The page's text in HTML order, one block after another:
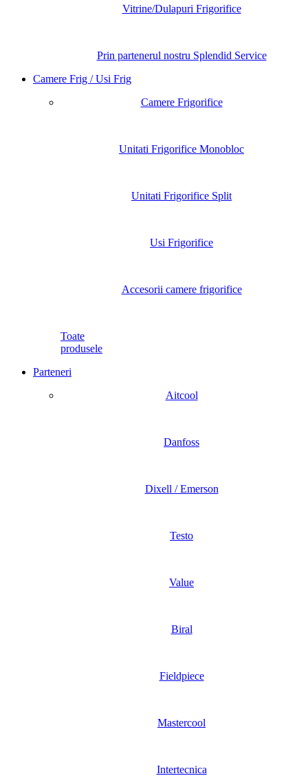
Vitrine/Dulapuri Frigorifice
Prin partenerul nostru Splendid Service
Camere Frig / Usi Frig
Camere Frigorifice
Unitati Frigorifice Monobloc
Unitati Frigorifice Split
Usi Frigorifice
Accesorii camere frigorifice
Toate
produsele
Parteneri
Aitcool
Danfoss
Dixell / Emerson
Testo
Value
Biral
Fieldpiece
Mastercool
Intertecnica